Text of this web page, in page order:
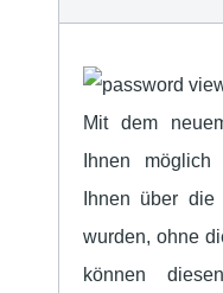
Mit dem
Ihnen
Ihnen über die
wurden, ohne
können